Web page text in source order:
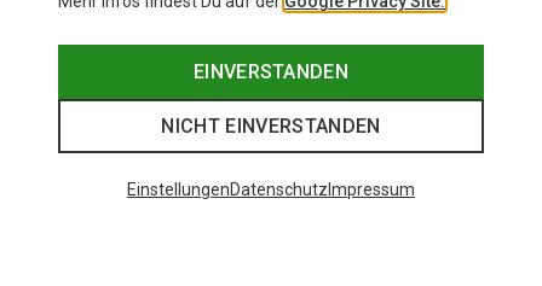
EINVERSTANDEN
NICHT EINVERSTANDEN
EinstellungenDatenschutz Impressum